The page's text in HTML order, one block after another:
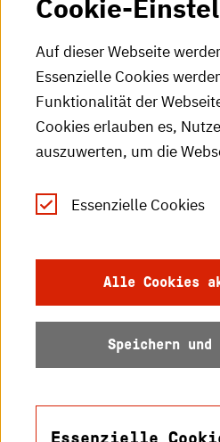
HKA-Podcast
HKA-Publikationen
RSS-Feed
Leichte Sprache
Datenschutz
Barrierefreiheit
Cookie-
Auf dieser Webseite
Essenzielle Cookies
Funktionalität der
Cookies erlauben es,
auszuwerten, um die
Essenzielle Cookies
Alle Cookies
Speichern
Essenzielle